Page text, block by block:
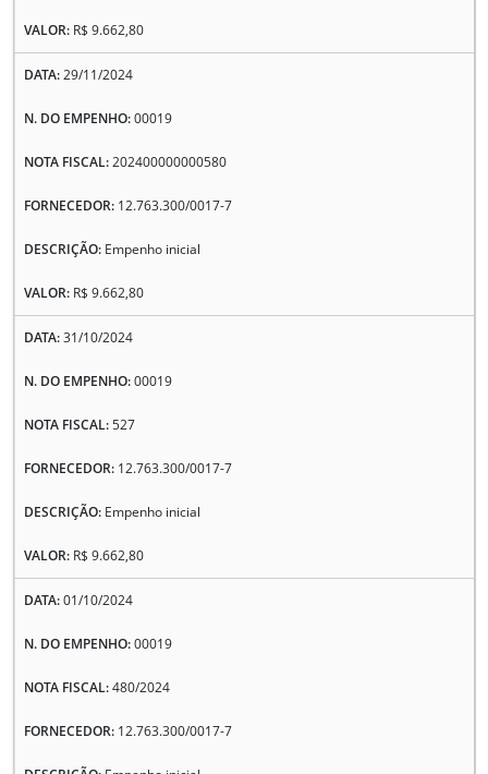
R$ 9.662,80
29/11/2024
00019
202400000000580
12.763.300/0017-7
Empenho inicial
R$ 9.662,80
31/10/2024
00019
527
12.763.300/0017-7
Empenho inicial
R$ 9.662,80
01/10/2024
00019
480/2024
12.763.300/0017-7